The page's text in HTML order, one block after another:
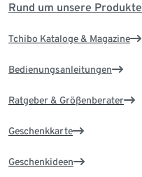
Rund um unsere Produkte
Tchibo Kataloge & Magazine
Bedienungsanleitungen
Ratgeber & Größenberater
Geschenkkarte
Geschenkideen